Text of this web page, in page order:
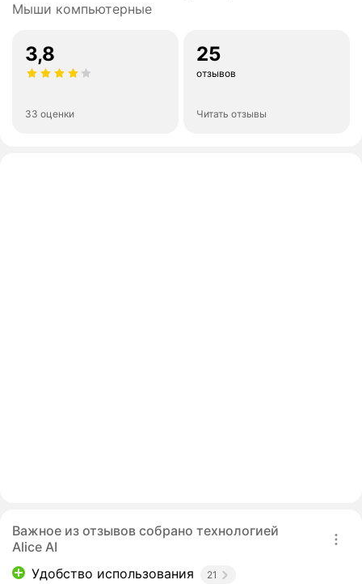
Мыши компьютерные
3,8
33 оценки
25
отзывов
Читать отзывы
Важное из отзывов собрано технологией
Alice AI
Удобство использования
21